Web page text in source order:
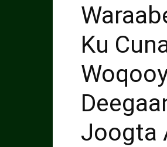
Ku
Joogta